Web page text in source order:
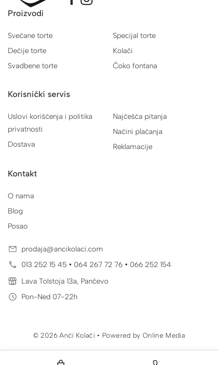
Proizvodi
Svečane torte
Dečije torte
Svadbene torte
Specijal torte
Kolači
Čoko fontana
Korisnički servis
Uslovi korišćenja i politika
privatnosti
Dostava
Najčešća pitanja
Načini plaćanja
Reklamacije
Kontakt
O nama
Blog
Posao
prodaja@ancikolaci.com
013 252 15 45 • 064 267 72 76 • 066 252 154
Lava Tolstoja 13a, Pančevo
Pon-Ned 07-22h
© 2026 Anči Kolači • Powered by Online Media